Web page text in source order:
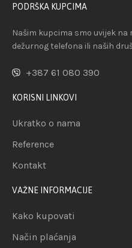
PODRŠKA KUPCIMA
Našim kupcima smo uvijek
dežurnog telefona ili naših
+387 61 080 390
KORISNI LINKOVI
Ukratko o nama
Reference
Kontakt
VAŽNE INFORMACIJE
Kako kupovati
Način plaćanja